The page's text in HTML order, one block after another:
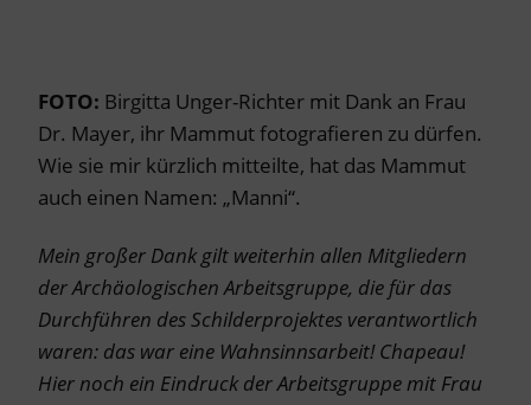
FOTO: Birgitta Unger-Richter mit Dank an Frau
Dr. Mayer, ihr Mammut fotografieren zu dürfen.
Wie sie mir kürzlich mitteilte, hat das Mammut
auch einen Namen: „Manni“.
Mein großer Dank gilt weiterhin allen Mitgliedern
der Archäologischen Arbeitsgruppe, die für das
Durchführen des Schilderprojektes verantwortlich
waren: das war eine Wahnsinnsarbeit! Chapeau!
Hier noch ein Eindruck der Arbeitsgruppe mit Frau